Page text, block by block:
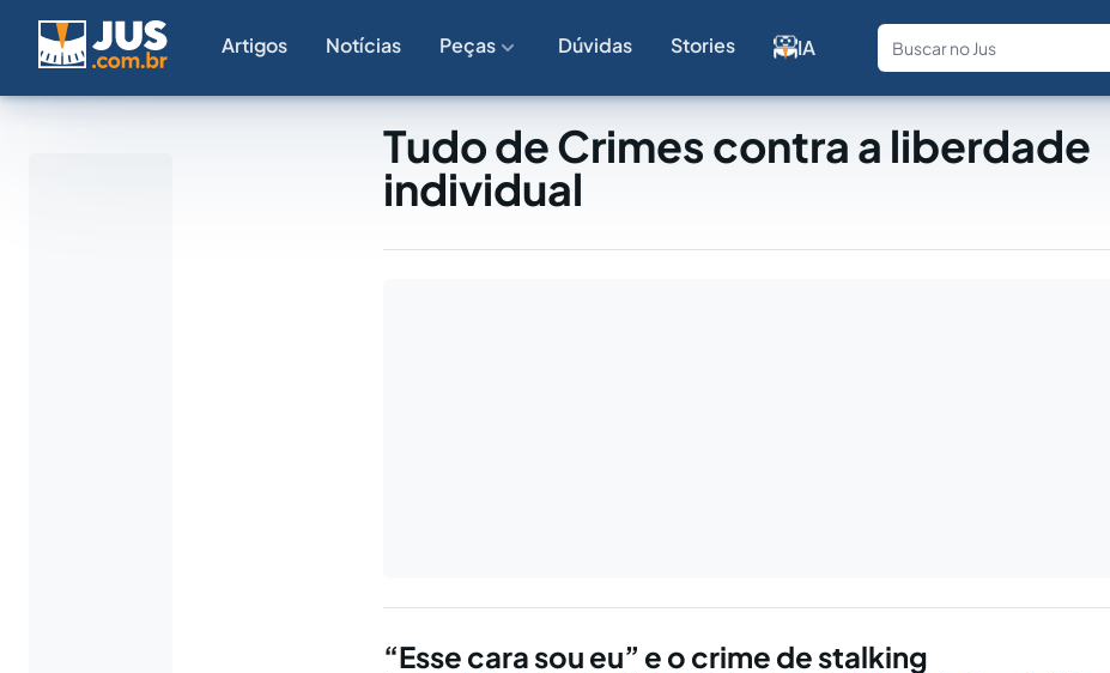
Artigos Notícias Peças Dúvidas Stories IA
Fale com a IA
Tudo de Crimes contra a liberdade
individual
“Esse cara sou eu” e o crime de stalking